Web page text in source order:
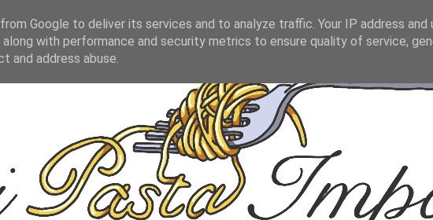
Google to deliver its services and to analyze traffic. Your IP address and
along with performance and security metrics to ensure quality of service,
and address abuse.